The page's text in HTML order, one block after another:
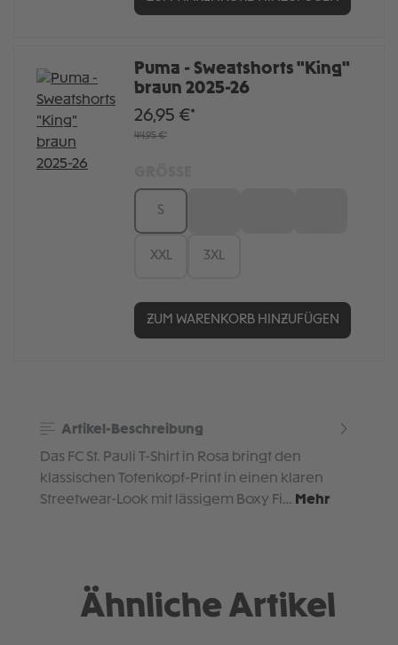
Puma - Sweatshorts "King"
braun 2025-26
26,95 €*
44,95 €*
S
XXL 3XL
ZUM WARENKORB HINZUFÜGEN
Artikel-Beschreibung
Das FC St. Pauli T-Shirt in Rosa bringt den
klassischen Totenkopf-Print in einen klaren
Streetwear-Look mit lässigem Boxy Fi… Mehr
Ähnliche Artikel